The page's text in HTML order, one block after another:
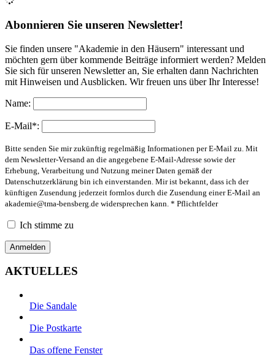
Abonnieren Sie unseren Newsletter!
Sie finden unsere "Akademie in den Häusern" interessant und
möchten gern über kommende Beiträge informiert werden? Melden
Sie sich für unseren Newsletter an, Sie erhalten dann Nachrichten
mit Hinweisen und Ausblicken. Wir freuen uns über Ihr Interesse!
Name:
E-Mail*:
Bitte senden Sie mir zukünftig regelmäßig Informationen per E-Mail zu. Mit
dem Newsletter-Versand an die angegebene E-Mail-Adresse sowie der
Erhebung, Verarbeitung und Nutzung meiner Daten gemäß der
Datenschutzerklärung bin ich einverstanden. Mir ist bekannt, dass ich der
künftigen Zusendung jederzeit formlos durch die Zusendung einer E-Mail an
akademie@tma-bensberg.de widersprechen kann. * Pflichtfelder
Ich stimme zu
AKTUELLES
Die Sandale
Die Postkarte
Das offene Fenster